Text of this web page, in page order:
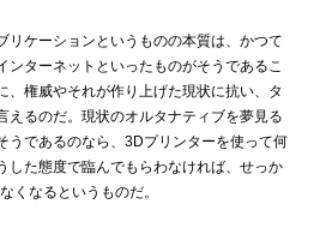
リケーションというものの本質は、かつて
ンターネットといったものがそうであるこ
、権威やそれが作り上げた現状に抗い、タ
えるのだ。現状のオルタナティブを夢見る
うであるのなら、3Dプリンターを使って何
した態度で臨んでもらわなければ、せっか
くなるというものだ。